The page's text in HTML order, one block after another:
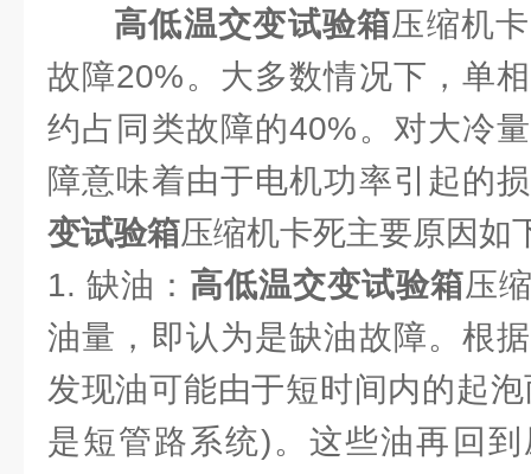
高低温交变试验箱压缩机
故障20%。大多数情况下，单
约占同类故障的40%。对大冷
障意味着由于电机功率引起的
变试验箱压缩机卡死主要原因如
1. 缺油： 高低温交变试验箱压
油量，即认为是缺油故障。根
发现油可能由于短时间内的起
是短管路系统)。这些油再回